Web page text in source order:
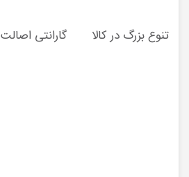
تنوع بزرگ در کالا گارانتی اصالت